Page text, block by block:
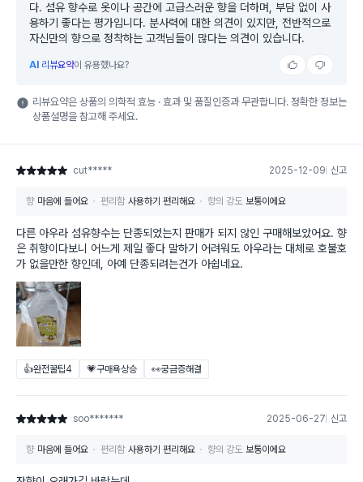
다. 섬유 향수로 옷이나 공간에 고급스러운 향을 더하며, 부담 없이 사
용하기 좋다는 평가입니다. 분사력에 대한 의견이 있지만, 전반적으로
자신만의 향으로 정착하는 고객님들이 많다는 의견이 있습니다.
AI 리뷰요약이 유용했나요?
리뷰요약은 상품의 의학적 효능 · 효과 및 품질인증과 무관합니다. 정확한 정보는
상품설명을 참고해 주세요.
별점 5점 cut***** 2025-12-09 신고
향 마음에 들어요 편리함 사용하기 편리해요 향의 강도 보통이에요
다른 아우라 섬유향수는 단종되었는지 판매가 되지 않인 구매해보았어요. 향
은 취향이다보니 어느게 제일 좋다 말하기 어려워도 아우라는 대체로 호불호
가 없을만한 향인데, 아예 단종되려는건가 아쉽네요.
👍완전꿀팁4 💗구매욕상승 👀궁금증해결
별점 5점 soo******* 2025-06-27 신고
향 마음에 들어요 편리함 사용하기 편리해요 향의 강도 보통이에요